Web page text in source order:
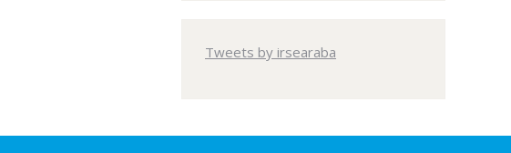
Tweets by irsearaba